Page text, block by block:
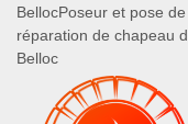
BellocPoseur et pose
réparation de chapeau
Belloc